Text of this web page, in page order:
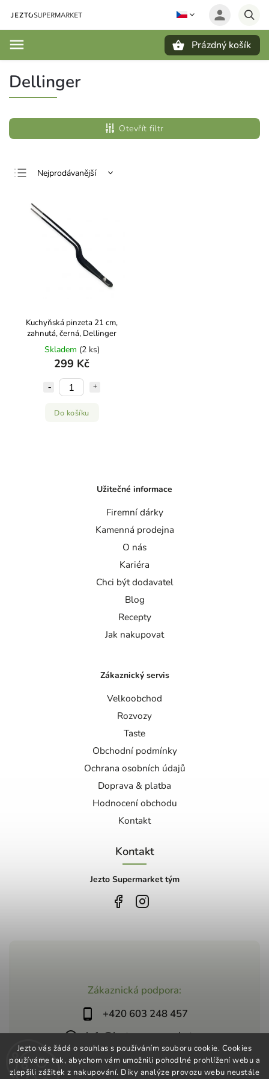
Jezto vás žádá o souhlas s používáním souboru cookie. Cookies
používáme tak, abychom vám umožnili pohodlné prohlížení webu a
zlepšili zážitek z nakupování. Díky analýze provozu webu neustále
Prázdný košík
Dellinger
Otevřít filtr
Nejprodávanější
Nejdražší
Abecedně
Kuchyňská pinzeta 21 cm,
zahnutá, černá, Dellinger
Skladem (2 ks)
299 Kč
Do košíku
Zákaznická podpora:
+420 603 248 457
info@jeztosupermarket.cz
Užitečné informace
Firemní dárky
Kamenná prodejna
O nás
Kariéra
Chci být dodavatel
Blog
Recepty
Jak nakupovat
Zákaznický servis
Velkoobchod
Rozvozy
Taste
Obchodní podmínky
Ochrana osobních údajů
Doprava & platba
Hodnocení obchodu
Kontakt
Kontakt
Jezto Supermarket tým